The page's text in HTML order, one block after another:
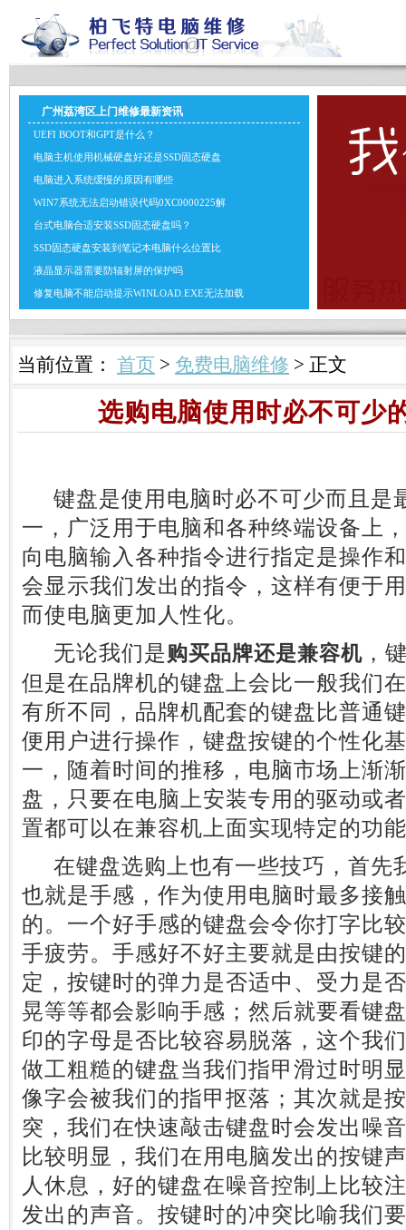
广州荔湾区上门维修最新资讯
UEFI BOOT和GPT是什么？
电脑主机使用机械硬盘好还是SSD固态硬盘
电脑进入系统缓慢的原因有哪些
WIN7系统无法启动错误代码0XC0000225解
台式电脑合适安装SSD固态硬盘吗？
SSD固态硬盘安装到笔记本电脑什么位置比
液晶显示器需要防辐射屏的保护吗
修复电脑不能启动提示WINLOAD.EXE无法加载
当前位置： 首页 > 免费电脑维修 > 正文
选购电脑使用时必不可
键盘是使用电脑时必不可少而且是
一，广泛用于电脑和各种终端设备上
向电脑输入各种指令进行指定是操作
会显示我们发出的指令，这样有便于
而使电脑更加人性化。
无论我们是 购买品牌还是兼容机 ，
但是在品牌机的键盘上会比一般我们
有所不同，品牌机配套的键盘比普通
便用户进行操作，键盘按键的个性化
一，随着时间的推移，电脑市场上渐
盘，只要在电脑上安装专用的驱动或
置都可以在兼容机上面实现特定的功
在键盘选购上也有一些技巧，首先
也就是手感，作为使用电脑时最多接
的。一个好手感的键盘会令你打字比
手疲劳。手感好不好主要就是由按键
定，按键时的弹力是否适中、受力是
晃等等都会影响手感；然后就要看键
印的字母是否比较容易脱落，这个我
做工粗糙的键盘当我们指甲滑过时明
像字会被我们的指甲抠落；其次就是
突，我们在快速敲击键盘时会发出噪
比较明显，我们在用电脑发出的按键
人休息，好的键盘在噪音控制上比较
发出的声音。按键时的冲突比喻我们